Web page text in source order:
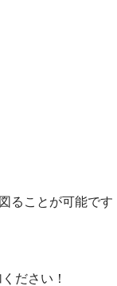
ることが可能です
ださい！